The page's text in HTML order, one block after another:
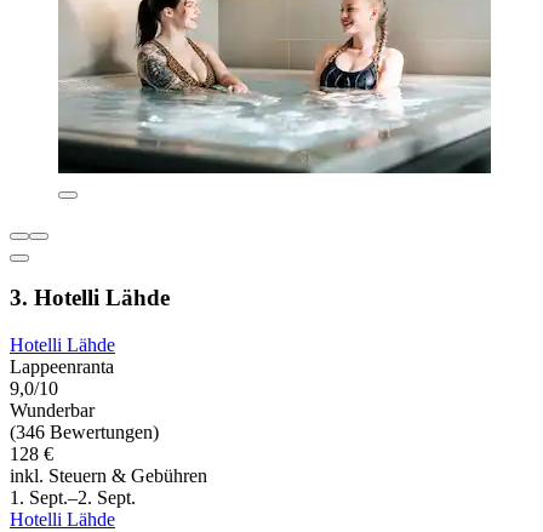
3. Hotelli Lähde
Hotelli Lähde
Lappeenranta
9,0/10
Wunderbar
(346 Bewertungen)
128 €
inkl. Steuern & Gebühren
1. Sept.–2. Sept.
Hotelli Lähde